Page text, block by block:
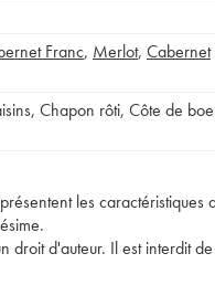
Franc, Merlot, Cabernet
, Chapon rôti, Côte de
les caractéristiques
droit d'auteur. Il est interdit